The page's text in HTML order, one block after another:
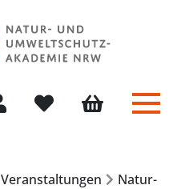
Menü
Veranstaltungen
Natur-